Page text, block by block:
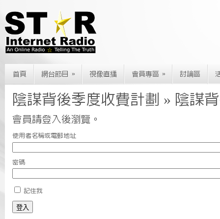
首頁 網台節目 » 視像直播 會員專區 » 討論區
陰謀背後季度收費計劃 » 陰謀
會員請登入後瀏覽。
使用者名稱或電郵地址
密碼
記住我
登入